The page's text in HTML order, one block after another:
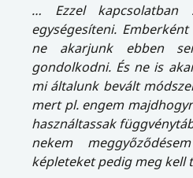
… Ezzel kapcsolatban
egységesíteni.
ne akarjunk ebben
gondolkodni. És ne is
mi általunk bevált
mert pl. engem
használtassak
nekem
képleteket pedig meg kell